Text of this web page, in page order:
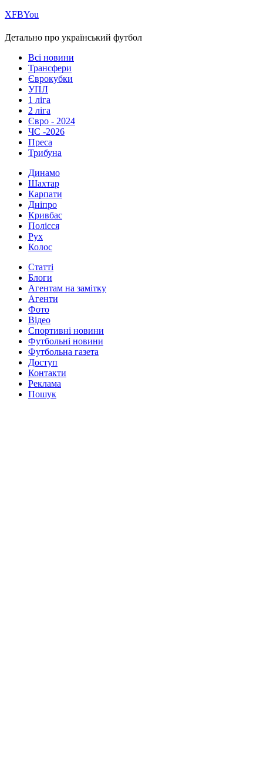
ХFBYou
Детально про український футбол
Всі новини
Трансфери
Єврокубки
УПЛ
1 ліга
2 ліга
Євро - 2024
ЧС -2026
Преса
Трибуна
Динамо
Шахтар
Карпати
Дніпро
Кривбас
Полісся
Рух
Колос
Статті
Блоги
Агентам на замітку
Агенти
Фото
Відео
Спортивні новини
Футбольні новини
Футбольна газета
Доступ
Контакти
Реклама
Пошук